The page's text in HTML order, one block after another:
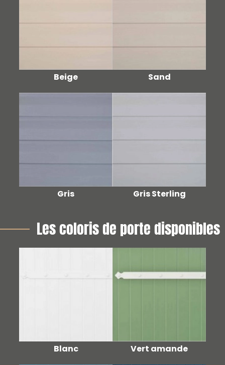
Beige Sand
Gris Gris Sterling
Les coloris de porte disponibles
Blanc Vert amande